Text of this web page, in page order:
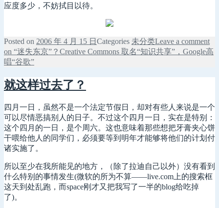
应度多少，不妨拭目以待。
Posted on 2006 年 4 月 15 日 Categories 未分类Leave a comment
on “迷失东京”？Creative Commons 取名“知识共享”，Google高
唱“谷歌”
就这样过去了？
四月一日，虽然不是一个法定节假日，却对有些人来说是一个
可以尽情恶搞别人的日子。不过这个四月一日，实在是特别：
这个四月的一日，是个周六。这也意味着那些想把牙膏夹心饼
干喂给他人的同学们，必须要等到明年才能够将他们的计划付
诸实施了。
所以至少在我所能见的地方，（除了拉迪自己以外）没有看到
什么特别的事情发生(微软的所为不算——live.com上的搜索框
这天到处乱跑，而space刚才又把我写了一半的blog给吃掉
了)。